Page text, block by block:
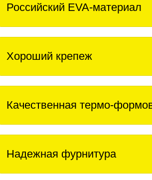
Российский EVA-материал
Хороший крепеж
Качественная термо-
Надежная фурнитура